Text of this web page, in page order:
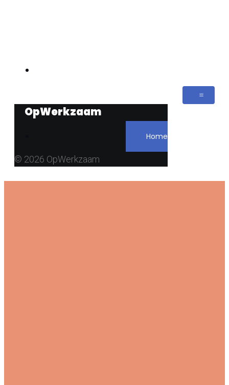
OpWerkzaam
Home
© 2026 OpWerkzaam